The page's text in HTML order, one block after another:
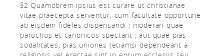
§2 Quamobrem ipsius est curare ut christianae
vitae praecepta serventur, cum facultate opportune
ab eisdem fideles dispensandi ; moderari quae
parochos et canonicos spectant ; aut quae pias
sodalitates, pias uniones (etiamsi dependeant a